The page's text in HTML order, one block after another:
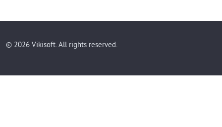
© 2026 Vikisoft. All rights reserved.